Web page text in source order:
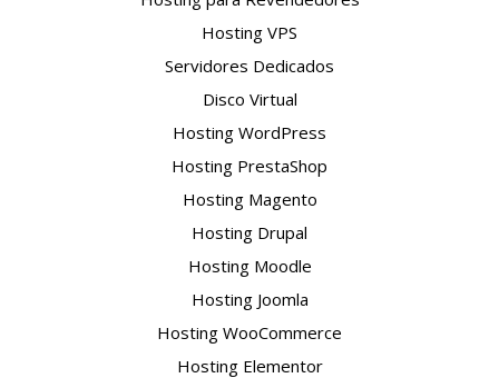
Hosting VPS
Servidores Dedicados
Disco Virtual
Hosting WordPress
Hosting PrestaShop
Hosting Magento
Hosting Drupal
Hosting Moodle
Hosting Joomla
Hosting WooCommerce
Hosting Elementor